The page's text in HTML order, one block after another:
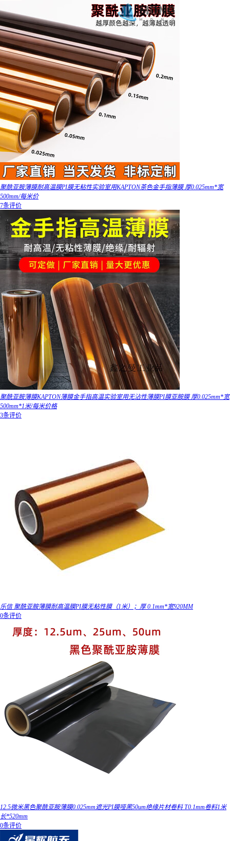
聚酰亚胺薄膜耐高温膜PI膜无粘性实验室用KAPTON茶色金手指薄膜 厚0.025mm*宽
500mm/每米价
7条评价
聚酰亚胺薄膜KAPTON薄膜金手指高温实验室用无沾性薄膜PI膜亚胺膜 厚0.025mm*宽
500mm*1米/每米价格
3条评价
乐信 聚酰亚胺薄膜耐高温膜PI膜无粘性膜（1米）；厚 0.1mm*宽920MM
0条评价
12.5微米黑色聚酰亚胺薄膜0.025mm遮光PI膜哑黑50um绝缘片材卷料 T0.1mm卷料1米
长*520mm
0条评价